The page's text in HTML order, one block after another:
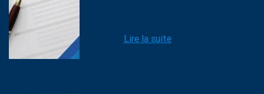
Lire la suite